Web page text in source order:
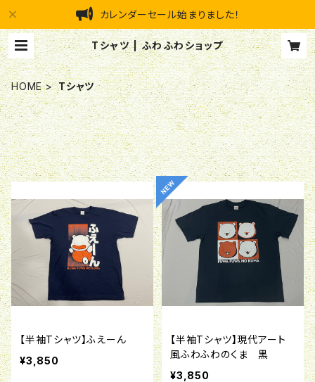
カレンダーセール始まりました！
Tシャツ | ふわふわショップ
HOME Tシャツ
【半袖Tシャツ】ふえーん
¥3,850
【半袖Tシャツ】現代アート
風ふわふわのくま 黒
¥3,850